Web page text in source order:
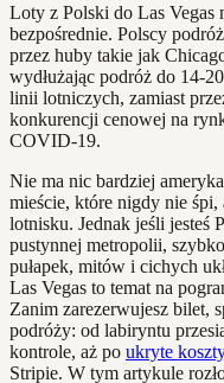
Loty z Polski do Las Vegas
bezpośrednie. Polscy
przez huby takie jak
wydłużając podróż do 14-
linii lotniczych, zamiast
konkurencji cenowej na
COVID-19.
Nie ma nic bardziej
mieście, które nigdy nie
lotnisku. Jednak jeśli jesteś
pustynnej metropolii,
pułapek, mitów i cichych
Las Vegas to temat na
Zanim zarezerwujesz bilet,
podróży: od labiryntu
kontrole, aż po ukryte koszty
Stripie. W tym artykule